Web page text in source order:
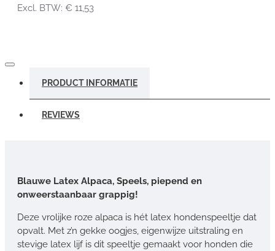
Excl. BTW: € 11,53
PRODUCT INFORMATIE
REVIEWS
Blauwe Latex Alpaca, Speels, piepend en
onweerstaanbaar grappig!
Deze vrolijke roze alpaca is hét latex hondenspeeltje dat
opvalt. Met z’n gekke oogjes, eigenwijze uitstraling en
stevige latex lijf is dit speeltje gemaakt voor honden die